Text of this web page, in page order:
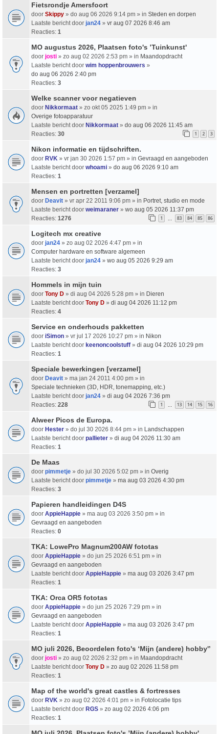
Fietsrondje Amersfoort
door Skippy » do aug 06 2026 9:14 pm » in Steden en dorpen
Laatste bericht door jan24 » vr aug 07 2026 8:46 am
Reacties: 1
MO augustus 2026, Plaatsen foto's ’Tuinkunst'
door josti » zo aug 02 2026 2:53 pm » in Maandopdracht
Laatste bericht door wim hoppenbrouwers »
do aug 06 2026 2:40 pm
Reacties: 3
Welke scanner voor negatieven
door Nikkormaat » zo okt 05 2025 1:49 pm » in
Overige fotoapparatuur
Laatste bericht door Nikkormaat » do aug 06 2026 11:45 am
Reacties: 30 1 2 3
Nikon informatie en tijdschriften.
door RVK » vr jan 30 2026 1:57 pm » in Gevraagd en aangeboden
Laatste bericht door whoami » do aug 06 2026 9:10 am
Reacties: 1
Mensen en portretten [verzamel]
door Deavit » vr apr 22 2011 9:06 pm » in Portret, studio en mode
Laatste bericht door weimaraner » wo aug 05 2026 11:37 pm
Reacties: 1276 1 … 83 84 85 86
Logitech mx creative
door jan24 » zo aug 02 2026 4:47 pm » in
Computer hardware en software algemeen
Laatste bericht door jan24 » wo aug 05 2026 9:29 am
Reacties: 3
Hommels in mijn tuin
door Tony D » di aug 04 2026 5:28 pm » in Dieren
Laatste bericht door Tony D » di aug 04 2026 11:12 pm
Reacties: 4
Service en onderhouds pakketten
door iSimon » vr jul 17 2026 10:27 pm » in Nikon
Laatste bericht door keenoncoolstuff » di aug 04 2026 10:29 pm
Reacties: 1
Speciale bewerkingen [verzamel]
door Deavit » ma jan 24 2011 4:00 pm » in
Speciale technieken (3D, HDR, tonemapping, etc.)
Laatste bericht door jan24 » di aug 04 2026 7:36 pm
Reacties: 228 1 … 13 14 15 16
Alweer Picos de Europa.
door Hester » do jul 30 2026 8:44 pm » in Landschappen
Laatste bericht door pallieter » di aug 04 2026 11:30 am
Reacties: 1
De Maas
door pimmetje » do jul 30 2026 5:02 pm » in Overig
Laatste bericht door pimmetje » ma aug 03 2026 4:30 pm
Reacties: 3
Papieren handleidingen D4S
door AppieHappie » ma aug 03 2026 3:50 pm » in
Gevraagd en aangeboden
Reacties: 0
TKA: LowePro Magnum200AW fototas
door AppieHappie » do jun 25 2026 6:51 pm » in
Gevraagd en aangeboden
Laatste bericht door AppieHappie » ma aug 03 2026 3:47 pm
Reacties: 1
TKA: Orca OR5 fototas
door AppieHappie » do jun 25 2026 7:29 pm » in
Gevraagd en aangeboden
Laatste bericht door AppieHappie » ma aug 03 2026 3:47 pm
Reacties: 1
MO juli 2026, Beoordelen foto's ‘Mijn (andere) hobby'’
door josti » zo aug 02 2026 2:32 pm » in Maandopdracht
Laatste bericht door Tony D » zo aug 02 2026 11:58 pm
Reacties: 1
Map of the world's great castles & fortresses
door RVK » zo aug 02 2026 4:01 pm » in Fotolocatie tips
Laatste bericht door RGS » zo aug 02 2026 4:06 pm
Reacties: 1